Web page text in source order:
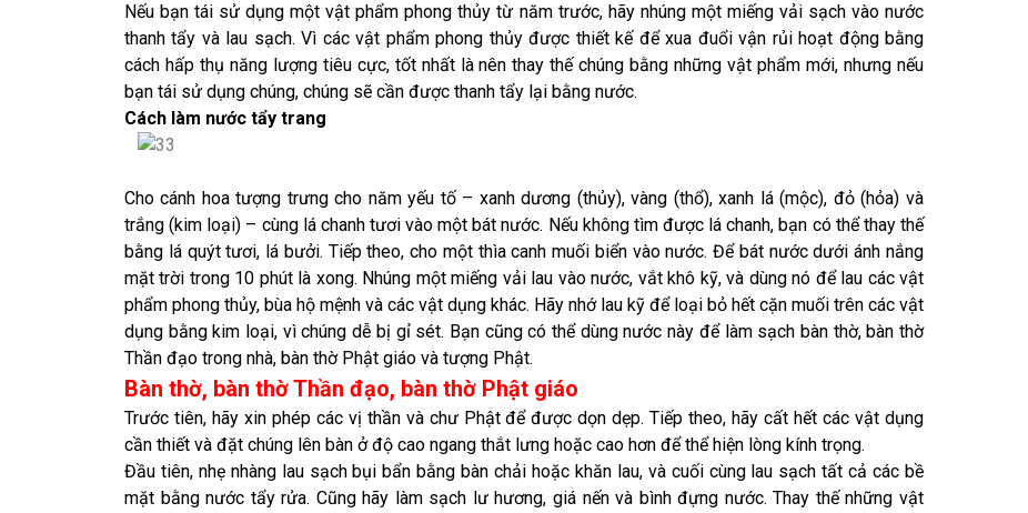
Nếu bạn tái sử dụng một vật phẩm phong thủy từ năm trước, hãy nhúng một miếng vải sạch vào nước
thanh tẩy và lau sạch. Vì các vật phẩm phong thủy được thiết kế để xua đuổi vận rủi hoạt động bằng
cách hấp thụ năng lượng tiêu cực, tốt nhất là nên thay thế chúng bằng những vật phẩm mới, nhưng nếu
bạn tái sử dụng chúng, chúng sẽ cần được thanh tẩy lại bằng nước.
Cách làm nước tẩy trang
Cho cánh hoa tượng trưng cho năm yếu tố – xanh dương (thủy), vàng (thổ), xanh lá (mộc), đỏ (hỏa) và
trắng (kim loại) – cùng lá chanh tươi vào một bát nước. Nếu không tìm được lá chanh, bạn có thể thay thế
bằng lá quýt tươi, lá bưởi. Tiếp theo, cho một thìa canh muối biển vào nước. Để bát nước dưới ánh nắng
mặt trời trong 10 phút là xong. Nhúng một miếng vải lau vào nước, vắt khô kỹ, và dùng nó để lau các vật
phẩm phong thủy, bùa hộ mệnh và các vật dụng khác. Hãy nhớ lau kỹ để loại bỏ hết cặn muối trên các vật
dụng bằng kim loại, vì chúng dễ bị gỉ sét. Bạn cũng có thể dùng nước này để làm sạch bàn thờ, bàn thờ
Thần đạo trong nhà, bàn thờ Phật giáo và tượng Phật.
Bàn thờ, bàn thờ Thần đạo, bàn thờ Phật giáo
Trước tiên, hãy xin phép các vị thần và chư Phật để được dọn dẹp. Tiếp theo, hãy cất hết các vật dụng
cần thiết và đặt chúng lên bàn ở độ cao ngang thắt lưng hoặc cao hơn để thể hiện lòng kính trọng.
Đầu tiên, nhẹ nhàng lau sạch bụi bẩn bằng bàn chải hoặc khăn lau, và cuối cùng lau sạch tất cả các bề
mặt bằng nước tẩy rửa. Cũng hãy làm sạch lư hương, giá nến và bình đựng nước. Thay thế những vật